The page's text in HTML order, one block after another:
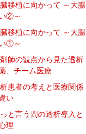
臓移植に向かって ～大腸
②～
臓移植に向かって ～大腸
①～
剤師の観点から見た透析
、チーム医療
析患者の考えと医療関係
い
っと言う間の透析導入と
理